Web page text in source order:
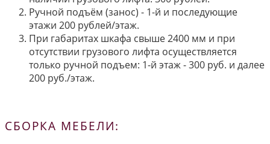
Ручной подъём (занос) - 1-й и последующие
этажи 200 рублей/этаж.
При габаритах шкафа свыше 2400 мм и при
отсутствии грузового лифта осуществляется
только ручной подъем: 1-й этаж - 300 руб. и далее
200 руб./этаж.
СБОРКА МЕБЕЛИ: